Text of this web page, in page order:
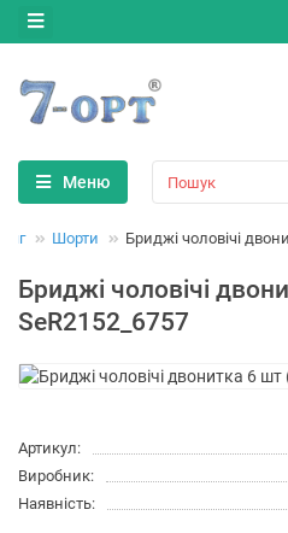
Меню
Шорти Бриджі чоловічі
Бриджі чоловічі
SeR2152_6757
Артикул:
Виробник:
Наявність: